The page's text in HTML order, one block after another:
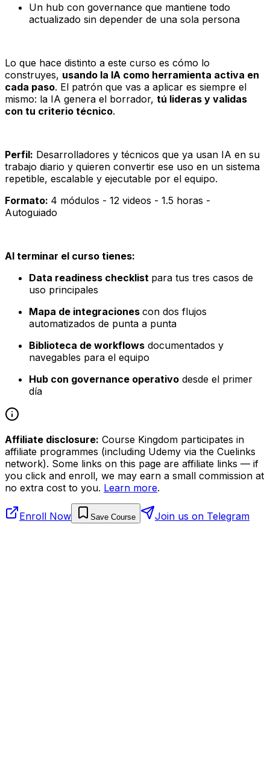
Un hub con governance que mantiene todo
actualizado sin depender de una sola persona
Lo que hace distinto a este curso es cómo lo
construyes, usando la IA como herramienta activa en
cada paso. El patrón que vas a aplicar es siempre el
mismo: la IA genera el borrador, tú lideras y validas
con tu criterio técnico.
Perfil: Desarrolladores y técnicos que ya usan IA en su
trabajo diario y quieren convertir ese uso en un sistema
repetible, escalable y ejecutable por el equipo.
Formato: 4 módulos - 12 videos - 1.5 horas -
Autoguiado
Al terminar el curso tienes:
Data readiness checklist para tus tres casos de
uso principales
Mapa de integraciones con dos flujos
automatizados de punta a punta
Biblioteca de workflows documentados y
navegables para el equipo
Hub con governance operativo desde el primer
día
Affiliate disclosure: Course Kingdom participates in
affiliate programmes (including Udemy via the Cuelinks
network). Some links on this page are affiliate links — if
you click and enroll, we may earn a small commission at
no extra cost to you. Learn more.
Enroll Now Save Course Join us on Telegram